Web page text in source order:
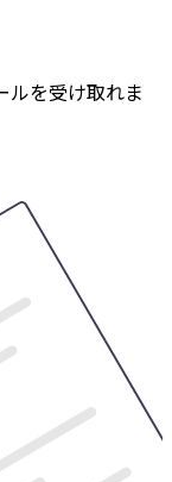
ルを受け取れま